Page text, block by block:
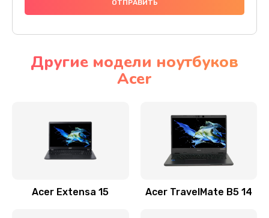
Ремонт подсветки
Настройка BIOS
Замена видеочипа
Заказать
Другие модели ноутбуков
Acer
Acer Extensa 15 Acer TravelMate B5 14